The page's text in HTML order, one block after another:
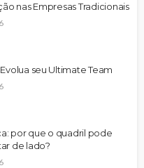
nas Empresas Tradicionais
Evolua seu Ultimate Team
por que o quadril pode
de lado?